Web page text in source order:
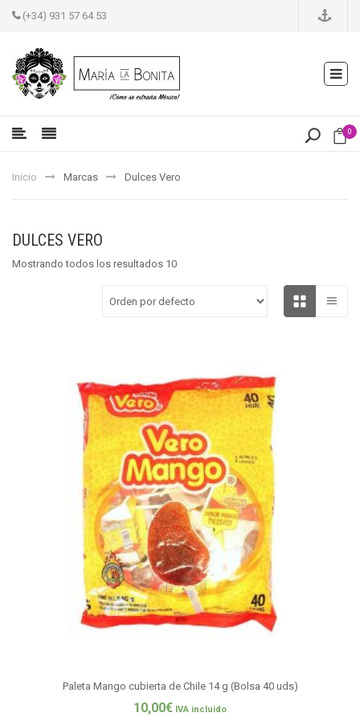
(+34) 931 57 64 53
0
Inicio Marcas Dulces Vero
DULCES VERO
Mostrando todos los resultados 10
Paleta Mango cubierta de Chile 14 g (Bolsa 40 uds)
10,00€ IVA incluido